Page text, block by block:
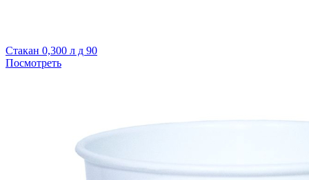
Стакан 0,300 л д 90
Посмотреть